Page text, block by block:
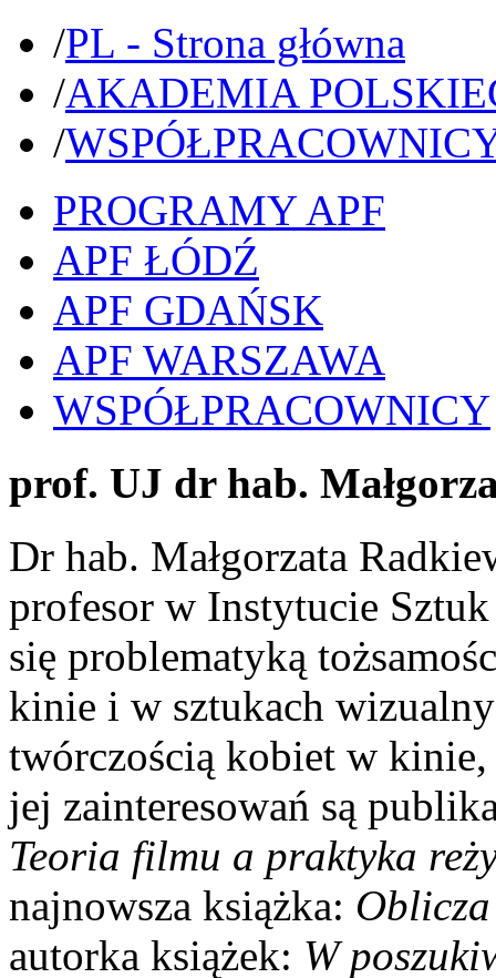
/PL - Strona główna
/AKADEMIA
/
PROGRAMY APF
APF ŁÓDŹ
APF GDAŃSK
APF WARSZAWA
WSPÓŁPRACOWNICY
prof. UJ dr hab.
Dr hab. Małgorzata
profesor w Instytucie
się problematyką
kinie i w sztukach
twórczością kobiet w
jej zainteresowań są
Teoria filmu a praktyka
najnowsza książka:
autorka książek: W